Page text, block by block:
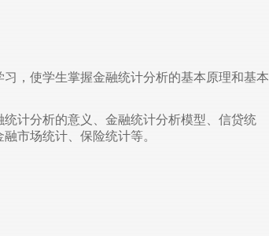
，使学生掌握金融统计分析的基本原理和基本
计分析的意义、金融统计分析模型、信贷统
市场统计、保险统计等。